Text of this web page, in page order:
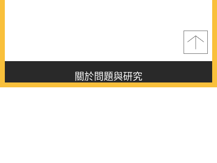
關於問題與研究
About this journal